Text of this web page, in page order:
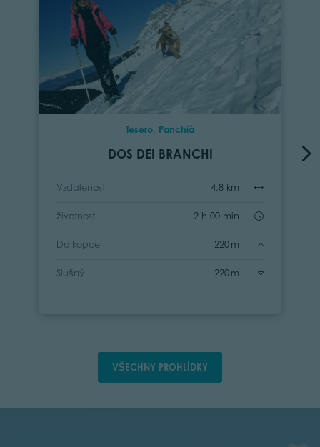
Tesero, Panchià
DOS DEI BRANCHI
Vzdálenost 4,8 km
životnost 2 h 00 min
Do kopce 220 m
Slušný 220 m
VŠECHNY PROHLÍDKY